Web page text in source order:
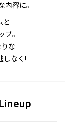
内容に。
と
プ。
な
しなく!